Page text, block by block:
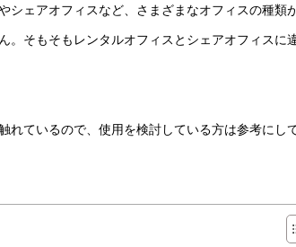
シェアオフィスなど、さまざまなオフィスの種類
。そもそもレンタルオフィスとシェアオフィスに
れているので、使用を検討している方は参考にし